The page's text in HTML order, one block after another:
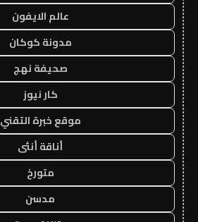
عالم الايفون
مدونة كوكان
صحيفة نهج
كار نيوز
موقع خبرة التقني
أناقة أنثى
متورخ
مدسن